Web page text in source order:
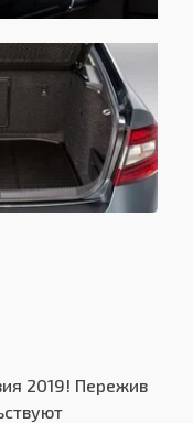
2019! Пережив